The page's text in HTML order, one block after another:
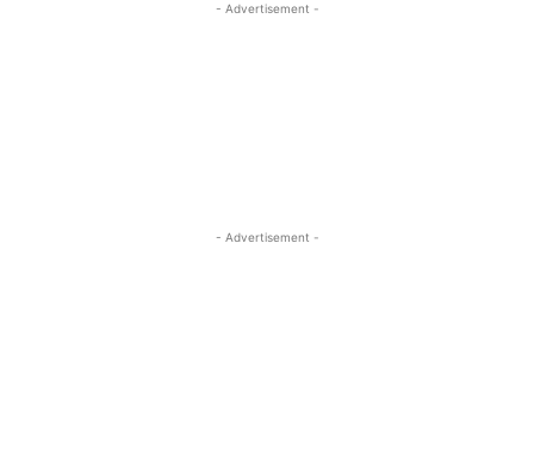
- Advertisement -
- Advertisement -